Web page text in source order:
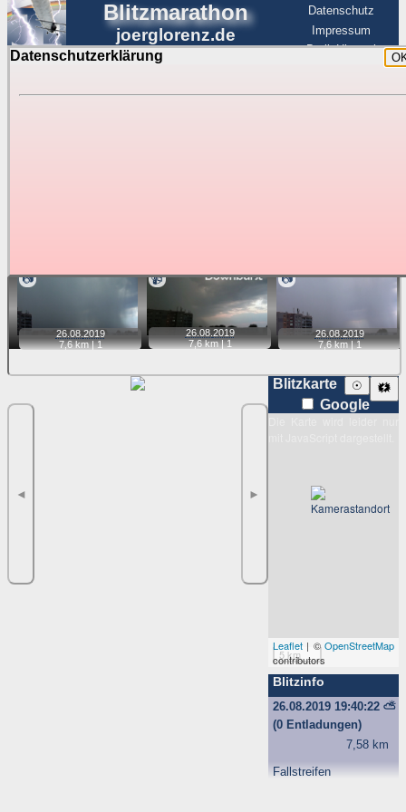
Datenschutzerklärung
Blitzmarathon
joerglorenz.de
Datenschutz
Impressum
BerlinHimmel
Blitzmarathon
Luftfahrt
📷
26.08. 2019
7,6 km |1
📹
26.08. 2019
7,6 km |1
📷
26.08.2019
7,6 km |1
◄ ►
Blitzkarte 🗱
☉
Google
5 km
Leaflet | ©OpenStreetMap
contributors
Blitzinfo
26.08.2019 19:40:22⛅
(0 Entladungen)
7,58 km
Fallstreifen